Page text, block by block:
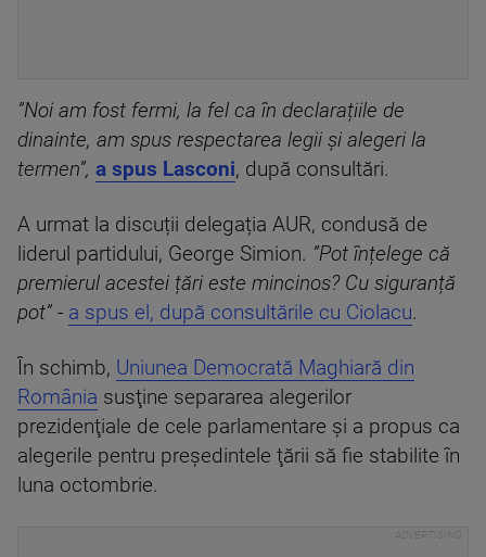
”Noi am fost fermi, la fel ca în declarațiile de
dinainte, am spus respectarea legii și alegeri la
termen”, a spus Lasconi, după consultări.
A urmat la discuții delegația AUR, condusă de
liderul partidului, George Simion. ”Pot înțelege că
premierul acestei țări este mincinos? Cu siguranță
pot” - a spus el, după consultările cu Ciolacu.
În schimb, Uniunea Democrată Maghiară din
România susţine separarea alegerilor
prezidenţiale de cele parlamentare şi a propus ca
alegerile pentru preşedintele ţării să fie stabilite în
luna octombrie.